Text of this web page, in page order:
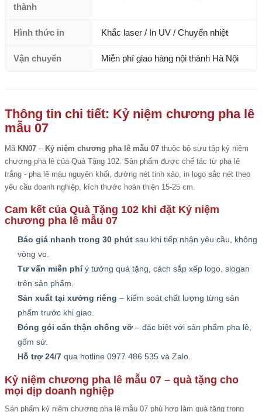
thành
Hình thức in Khắc laser / In UV / Chuyển nhiệt
Vận chuyển Miễn phí giao hàng nội thành Hà Nội
Thông tin chi tiết: Kỷ niệm chương pha lê
mẫu 07
Mã KN07 – Kỷ niệm chương pha lê mẫu 07 thuộc bộ sưu tập kỷ niệm
chương pha lê của Quà Tặng 102. Sản phẩm được chế tác từ pha lê
trắng - pha lê màu nguyên khối, đường nét tinh xảo, in logo sắc nét theo
yêu cầu doanh nghiệp, kích thước hoàn thiện 15-25 cm.
Cam kết của Quà Tặng 102 khi đặt Kỷ niệm
chương pha lê mẫu 07
Báo giá nhanh trong 30 phút sau khi tiếp nhận yêu cầu, không
vòng vo.
Tư vấn miễn phíý tưởng quà tặng, cách sắp xếp logo, slogan
trên sản phẩm.
Sản xuất tại xưởng riêng – kiểm soát chất lượng từng sản
phẩm trước khi giao.
Đóng gói cẩn thận chống vỡ – đặc biệt với sản phẩm pha lê,
gốm sứ.
Hỗ trợ 24/7 qua hotline 0977 486 535 và Zalo.
Kỷ niệm chương pha lê mẫu 07 – quà tặng cho
mọi dịp doanh nghiệp
Sản phẩm kỷ niệm chương pha lê mẫu 07 phù hợp làm quà tặng trong